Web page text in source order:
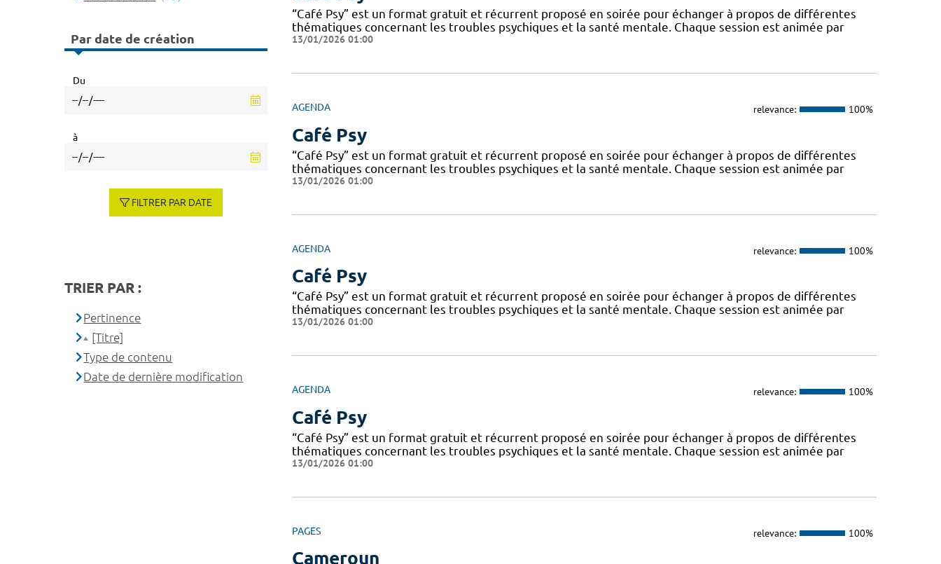
“Café Psy” est un format gratuit et récurrent proposé en soirée pour échanger à propos de différentes
thématiques concernant les troubles psychiques et la santé mentale. Chaque session est animée par
13/01/2026 01:00
AGENDA relevance: 100%
Café Psy
“Café Psy” est un format gratuit et récurrent proposé en soirée pour échanger à propos de différentes
thématiques concernant les troubles psychiques et la santé mentale. Chaque session est animée par
13/01/2026 01:00
AGENDA relevance: 100%
Café Psy
“Café Psy” est un format gratuit et récurrent proposé en soirée pour échanger à propos de différentes
thématiques concernant les troubles psychiques et la santé mentale. Chaque session est animée par
13/01/2026 01:00
AGENDA relevance: 100%
Café Psy
“Café Psy” est un format gratuit et récurrent proposé en soirée pour échanger à propos de différentes
thématiques concernant les troubles psychiques et la santé mentale. Chaque session est animée par
13/01/2026 01:00
PAGES relevance: 100%
Cameroun
Par date de création
Du
à
FILTRER PAR DATE
TRIER PAR :
Pertinence
[Titre]
Type de contenu
Date de dernière modification